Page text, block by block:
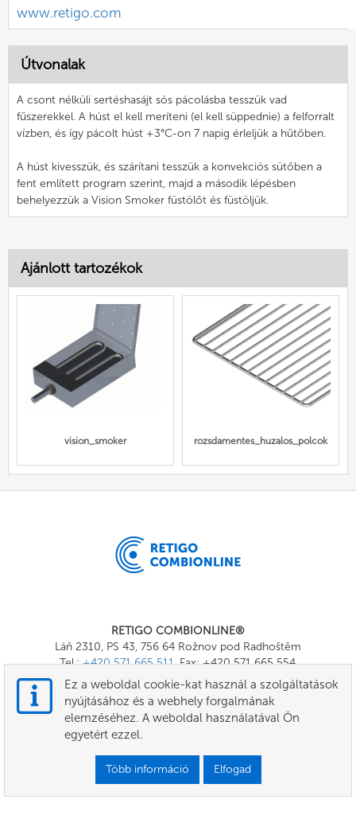
www.retigo.com
Útvonalak
A csont nélküli sertéshasájt sós pácolásba tesszük vad
fűszerekkel. A húst el kell meríteni (el kell süppednie) a felforralt
vízben, és így pácolt húst +3°C-on 7 napig érleljük a hűtőben.
A húst kivesszük, és szárítani tesszük a konvekciós sütőben a
fent említett program szerint, majd a második lépésben
behelyezzük a Vision Smoker füstölőt és füstöljük.
Ajánlott tartozékok
vision_smoker rozsdamentes_huzalos_polcok
RETIGO COMBIONLINE®
Láň 2310, PS 43, 756 64 Rožnov pod Radhoštěm
Tel.:+420 571 665 511, Fax: +420 571 665 554
E-mail: info@combionline.com
FELHASZNÁLÁSI FELTÉTELEK
Ez a weboldal cookie-kat használ a szolgáltatások
nyújtásához és a webhely forgalmának
elemzéséhez. A weboldal használatával Ön
egyetért ezzel.
Több információ Elfogad